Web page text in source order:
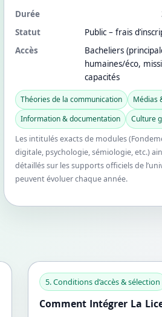
Durée
Statut
Public – frais
Accès
Bacheliers
humaines/éco,
capacités
Théories de la communication
Médias
Information & documentation
Culture
Les intitulés exacts de modules
digitale, psychologie, sémiologie, etc.)
détaillés sur les supports officiels de
peuvent évoluer chaque année.
5. Conditions d’accès & sélection
Comment Intégrer La